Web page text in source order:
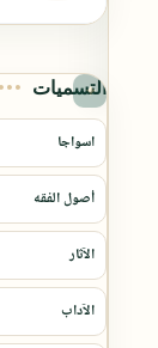
التسميات